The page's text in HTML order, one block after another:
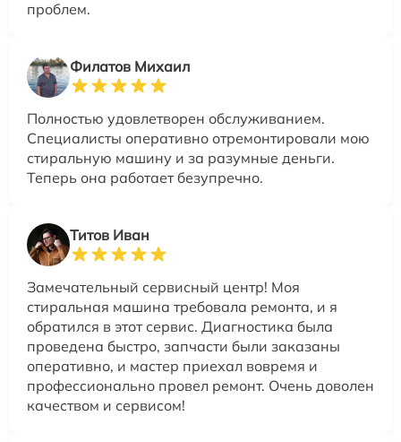
проблем.
Филатов Михаил
Полностью удовлетворен обслуживанием.
Специалисты оперативно отремонтировали мою
стиральную машину и за разумные деньги.
Теперь она работает безупречно.
Титов Иван
Замечательный сервисный центр! Моя
стиральная машина требовала ремонта, и я
обратился в этот сервис. Диагностика была
проведена быстро, запчасти были заказаны
оперативно, и мастер приехал вовремя и
профессионально провел ремонт. Очень доволен
качеством и сервисом!